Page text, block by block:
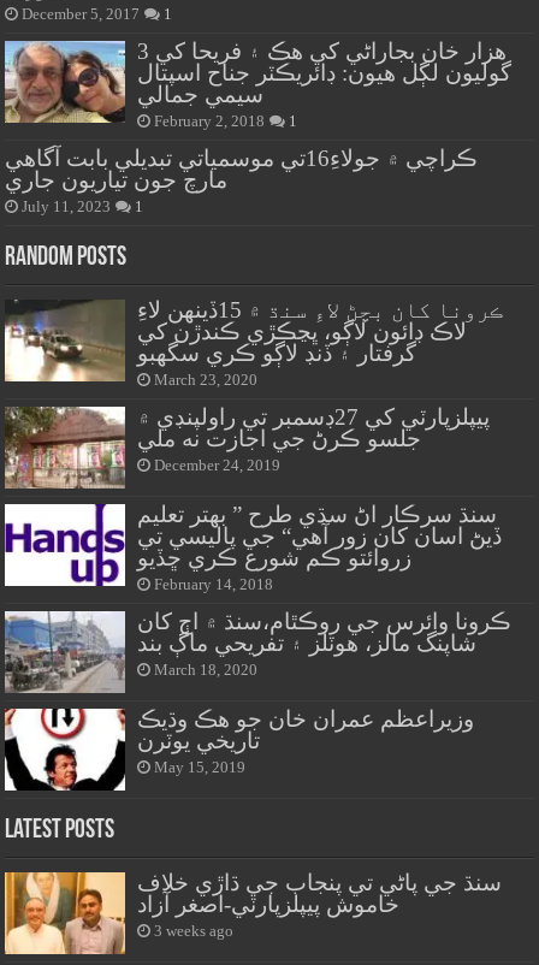
December 5, 2017 1
هزار خان بجاراڻي کي هڪ ۽ فريحا کي 3
گوليون لڳل هيون: ڊائريڪٽر جناح اسپتال
سيمي جمالي
February 2, 2018 1
ڪراچي ۾ جولاءِ16تي موسمياتي تبديلي بابت آگاهي
مارچ جون تياريون جاري
July 11, 2023 1
Random Posts
ڪرونا کان بچڻ لاءِ سنڌ ۾ 15ڏينهن لاءِ
لاڪ ڊائون لاڳو، ڀڃڪڙي ڪندڙن کي
گرفتار ۽ ڏنڊ لاڳو ڪري سگهبو
March 23, 2020
پيپلزپارٽي کي 27ڊسمبر تي راولپنڊي ۾
جلسو ڪرڻ جي اجازت نه ملي
December 24, 2019
سنڌ سرڪار اڻ سڌي طرح ” بهتر تعليم
ڏيڻ اسان کان زور آهي“ جي پاليسي تي
زروائتو ڪم شورع ڪري ڇڏيو
February 14, 2018
ڪرونا وائرس جي روڪٿام،سنڌ ۾ اڄ کان
شاپنگ مالز، هوٽلز ۽ تفريحي ماڳ بند
March 18, 2020
وزيراعظم عمران خان جو هڪ وڌيڪ
تاريخي يوٽرن
May 15, 2019
Latest Posts
سنڌ جي پاڻي تي پنجاب جي ڌاڙي خلاف
خاموش پيپلزپارٽي-اصغر آزاد
3 weeks ago